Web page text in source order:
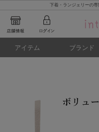
下着・ランジェリー
アイテム ブランド